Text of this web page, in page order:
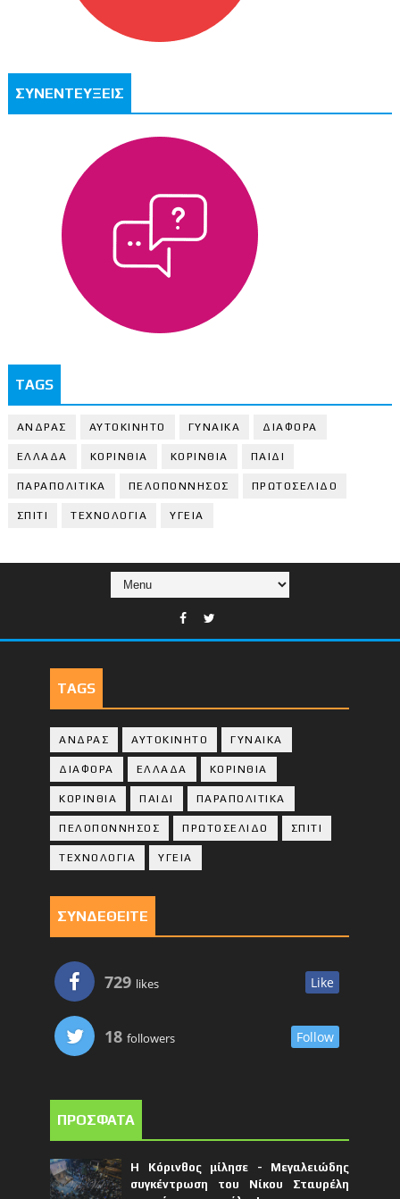
ΣΥΝΕΝΤΕΥΞΕΙΣ
TAGS
ΑΝΔΡΑΣ ΑΥΤΟΚΙΝΗΤΟ ΓΥΝΑΙΚΑ ΔΙΑΦΟΡΑ
ΕΛΛΑΔΑ ΚΟΡΙΝΘΙΑ ΚΟΡΙΝΘΙA ΠΑΙΔΙ
ΠΑΡΑΠΟΛΙΤΙΚΑ ΠΕΛΟΠΟΝΝΗΣΟΣ ΠΡΩΤΟΣΕΛΙΔΟ
ΣΠΙΤΙ ΤΕΧΝΟΛΟΓΙΑ ΥΓΕΙΑ
TAGS
ΑΝΔΡΑΣ ΑΥΤΟΚΙΝΗΤΟ ΓΥΝΑΙΚΑ
ΔΙΑΦΟΡΑ ΕΛΛΑΔΑ ΚΟΡΙΝΘΙΑ
ΚΟΡΙΝΘΙA ΠΑΙΔΙ ΠΑΡΑΠΟΛΙΤΙΚΑ
ΠΕΛΟΠΟΝΝΗΣΟΣ ΠΡΩΤΟΣΕΛΙΔΟ ΣΠΙΤΙ
ΤΕΧΝΟΛΟΓΙΑ ΥΓΕΙΑ
ΣΥΝΔΕΘΕΙΤΕ
729 likes Like
18 followers Follow
ΠΡΟΣΦΑΤΑ
Η Κόρινθος μίλησε - Μεγαλειώδης
συγκέντρωση του Νίκου Σταυρέλη